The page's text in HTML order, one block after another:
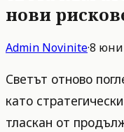
нови
Admin Novinite·8 юни
Светът отново
като
тласкан от